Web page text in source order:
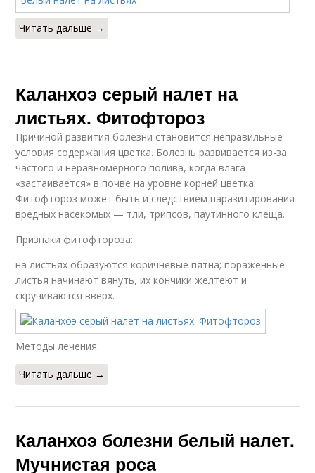
Читать дальше →
Каланхоэ серый налет на
листьях. Фитофтороз
Причиной развития болезни становится неправильные
условия содержания цветка. Болезнь развивается из-за
частого и неравномерного полива, когда влага
«застаивается» в почве на уровне корней цветка.
Фитофтороз может быть и следствием паразитирования
вредных насекомых — тли, трипсов, паутинного клеща.
Признаки фитофтороза:
на листьях образуются коричневые пятна; пораженные
листья начинают вянуть, их кончики желтеют и
скручиваются вверх.
Методы лечения:
Читать дальше →
Каланхоэ болезни белый налет.
Мучнистая роса